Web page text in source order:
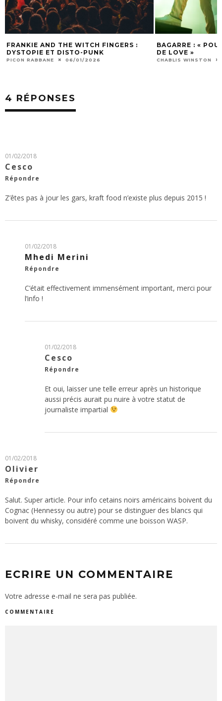
FRANKIE AND THE WITCH FINGERS :
DYSTOPIE ET DISTO-PUNK
PICON RABBANE 06/01/2026
BAGARRE : «
DE LOVE »
CHABLIS WINSTON
4 RÉPONSES
01/02/2018
Cesco
Répondre
Z’êtes pas à jour les gars, kraft food n’existe plus depuis 2015 !
01/02/2018
Mhedi Merini
Répondre
C’était effectivement immensément important, merci pour
l’info !
01/02/2018
Cesco
Répondre
Et oui, laisser une telle erreur après un historique
aussi précis aurait pu nuire à votre statut de
journaliste impartial
01/02/2018
Olivier
Répondre
Salut. Super article. Pour info cetains noirs américains boivent du
Cognac (Hennessy ou autre) pour se distinguer des blancs qui
boivent du whisky, considéré comme une boisson WASP.
ECRIRE UN COMMENTAIRE
Votre adresse e-mail ne sera pas publiée.
COMMENTAIRE